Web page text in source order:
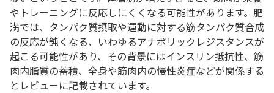
やトレーニングに反応しにくくなる可能性があります。肥
満では、タンパク質摂取や運動に対する筋タンパク質合成
の反応が鈍くなる、いわゆるアナボリックレジスタンスが
起こる可能性があり、その背景にはインスリン抵抗性、筋
肉内脂質の蓄積、全身や筋肉内の慢性炎症などが関係する
とレビューに記載されています。